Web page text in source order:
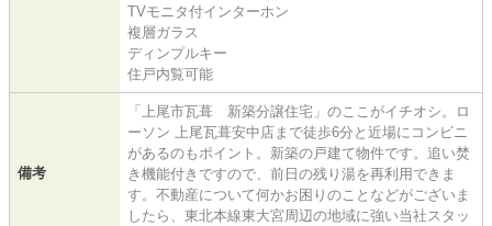
TVモニタ付インターホン
複層ガラス
ディンプルキー
住戸内覧可能
備考
「上尾市瓦葺 新築分譲住宅」のここがイチオシ。ロ
ーソン 上尾瓦葺安中店まで徒歩6分と近場にコンビニ
があるのもポイント。新築の戸建て物件です。追い焚
き機能付きですので、前日の残り湯を再利用できま
す。不動産について何かお困りのことなどがございま
したら、東北本線東大宮周辺の地域に強い当社スタッ